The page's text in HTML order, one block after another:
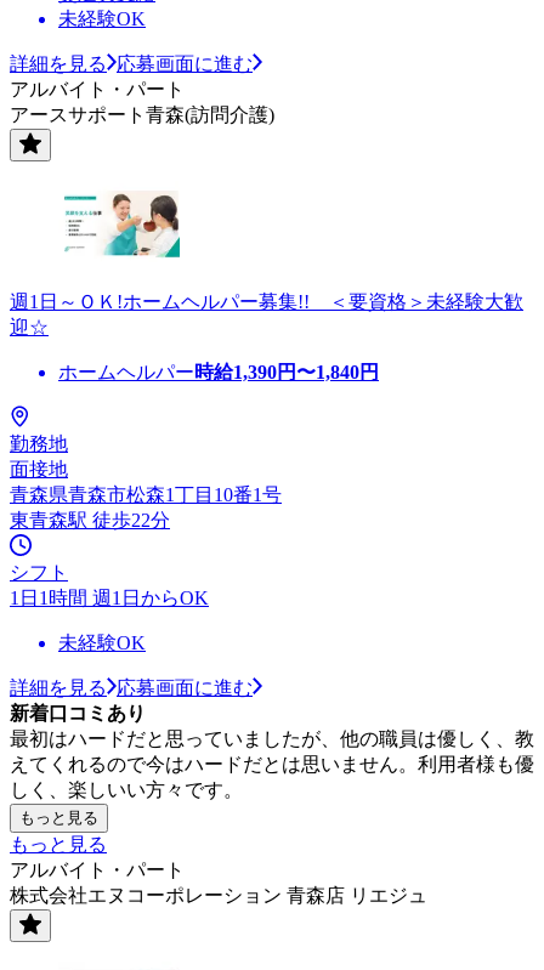
未経験OK
詳細を見る
応募画面に進む
アルバイト・パート
アースサポート青森(訪問介護)
週1日～ＯＫ!ホームヘルパー募集!! ＜要資格＞未経験大歓
迎☆
ホームヘルパー時給1,390円〜1,840円
勤務地
面接地
青森県青森市松森1丁目10番1号
東青森駅 徒歩22分
シフト
1日1時間 週1日からOK
未経験OK
詳細を見る
応募画面に進む
新着口コミあり
最初はハードだと思っていましたが、他の職員は優しく、教
えてくれるので今はハードだとは思いません。利用者様も優
しく、楽しいい方々です。
もっと見る
もっと見る
アルバイト・パート
株式会社エヌコーポレーション 青森店 リエジュ